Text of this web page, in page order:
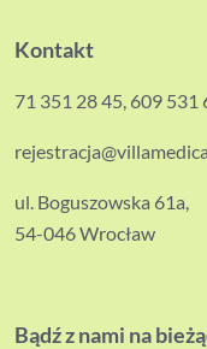
Kontakt
71 351 28 45, 609 531
ul. Boguszowska 61a,
54-046 Wrocław
Bądź z nami na